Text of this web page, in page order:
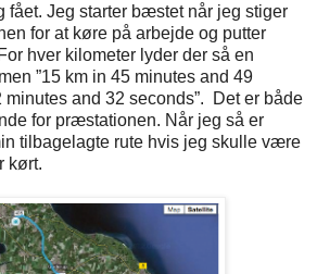
fået. Jeg starter bæstet når jeg stiger
for at køre på arbejde og putter
hver kilometer lyder der så en
”15 km in 45 minutes and 49
and 32 seconds”.
Det er både
for præstationen. Når jeg så er
tilbagelagte rute hvis jeg skulle være
kørt.